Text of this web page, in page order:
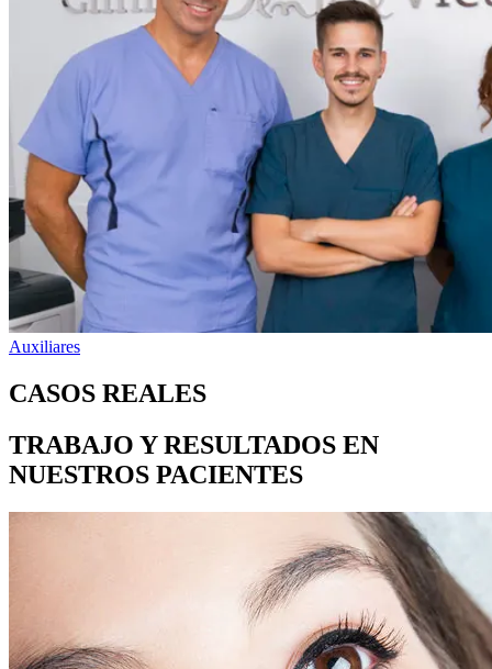
Auxiliares
CASOS REALES
TRABAJO Y RESULTADOS EN
NUESTROS PACIENTES